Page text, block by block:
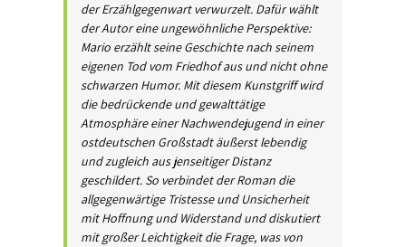
der Erzählgegenwart verwurzelt. Dafür wählt
der Autor eine ungewöhnliche Perspektive:
Mario erzählt seine Geschichte nach seinem
eigenen Tod vom Friedhof aus und nicht ohne
schwarzen Humor. Mit diesem Kunstgriff wird
die bedrückende und gewalttätige
Atmosphäre einer Nachwendejugend in einer
ostdeutschen Großstadt äußerst lebendig
und zugleich aus jenseitiger Distanz
geschildert. So verbindet der Roman die
allgegenwärtige Tristesse und Unsicherheit
mit Hoffnung und Widerstand und diskutiert
mit großer Leichtigkeit die Frage, was von